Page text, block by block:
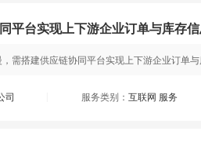
平台实现上下游企业订单与库存
需搭建供应链协同平台实现上下游企业订单
司 服务类别： 互联网 服务